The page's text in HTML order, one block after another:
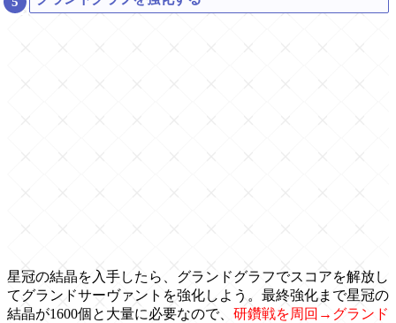
星冠の結晶を入手したら、グランドグラフでスコアを解放し
てグランドサーヴァントを強化しよう。最終強化まで星冠の
結晶が1600個と大量に必要なので、 研鑽戦を周回→グランド